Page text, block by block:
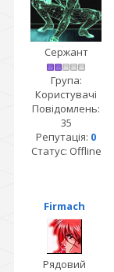
Сержант
Група:
Користувачі
Повідомлень:
35
Репутація: 0
Статус: Offline
Firmach
Рядовий